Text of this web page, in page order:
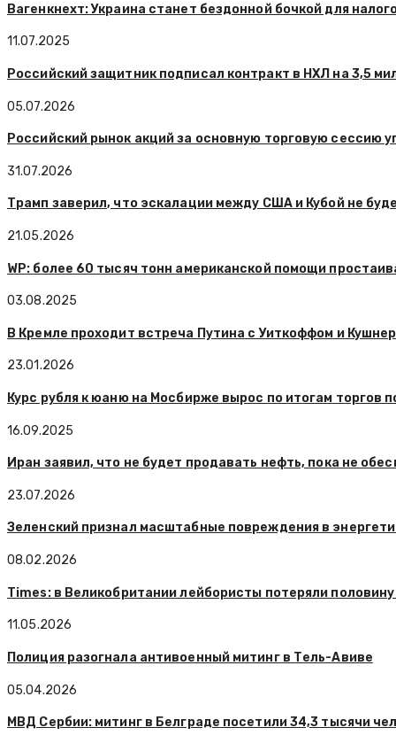
Вагенкнехт: Украина станет бездонной бочкой для
11.07.2025
Российский защитник подписал контракт в НХЛ на 3,5
05.07.2026
Российский рынок акций за основную торговую сессию
31.07.2026
Трамп заверил, что эскалации между США и Кубой не
21.05.2026
WP: более 60 тысяч тонн американской помощи
03.08.2025
В Кремле проходит встреча Путина с Уиткоффом и
23.01.2026
Курс рубля к юаню на Мосбирже вырос по итогам торгов
16.09.2025
Иран заявил, что не будет продавать нефть, пока не
23.07.2026
Зеленский признал масштабные повреждения в
08.02.2026
Times: в Великобритании лейбористы потеряли
11.05.2026
Полиция разогнала антивоенный митинг в Тель-Авиве
05.04.2026
МВД Сербии: митинг в Белграде посетили 34,3 тысячи